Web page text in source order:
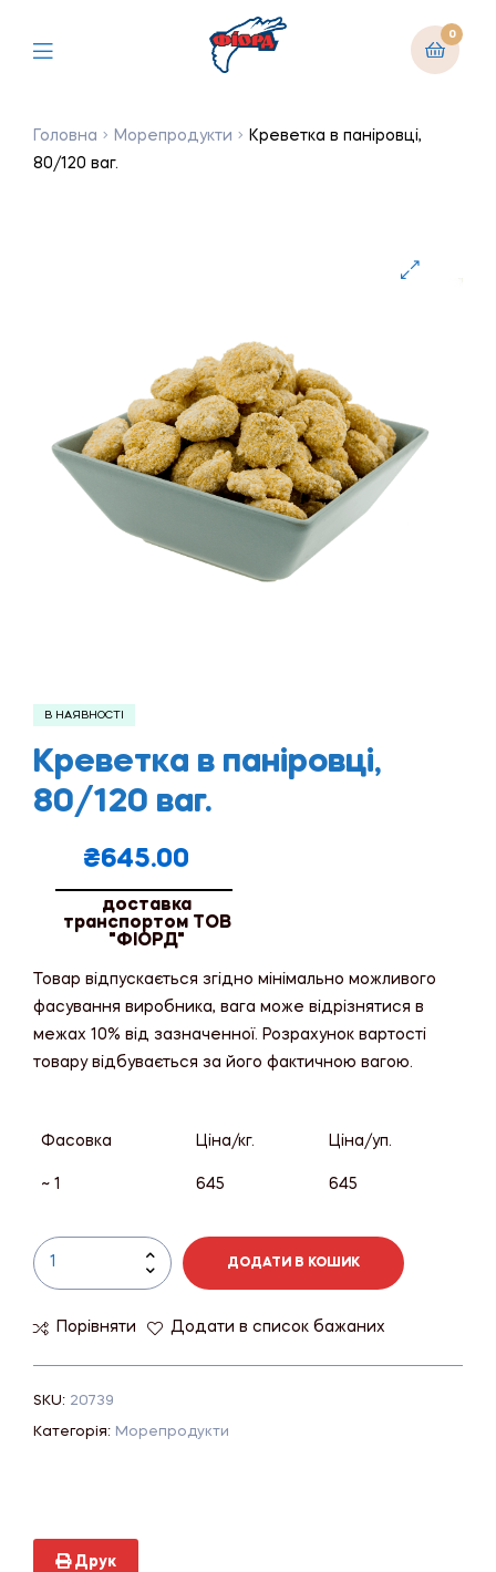
0
Головна Морепродукти
Креветка в паніровці,
80/120 ваг.
В НАЯВНОСТІ
Креветка в паніровці,
80/120 ваг.
₴645.00
доставка
транспортом ТОВ
"ФІОРД"
Товар відпускається згідно мінімально можливого
фасування виробника, вага може відрізнятися в
межах 10% від зазначенної. Розрахунок вартості
товару відбувається за його фактичною вагою.
Фасовка Ціна/кг. Ціна/уп.
~ 1 645 645
ДОДАТИ В КОШИК
Порівняти Додати в список бажаних
SKU: 20739
Категорія: Морепродукти
Друк